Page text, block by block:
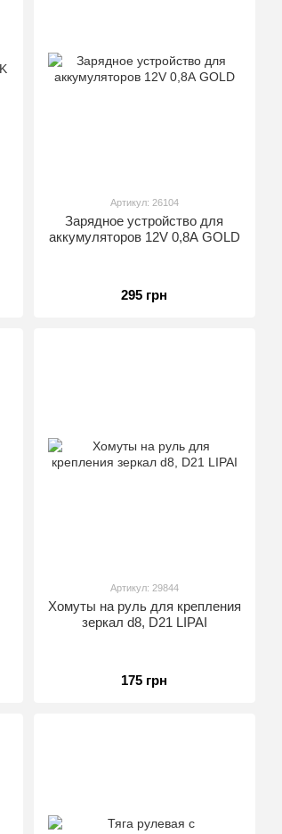
Артикул: 26104
Зарядное устройство для
аккумуляторов 12V 0,8А GOLD
295 грн
Артикул: 29844
Хомуты на руль для крепления
зеркал d8, D21 LIPAI
175 грн